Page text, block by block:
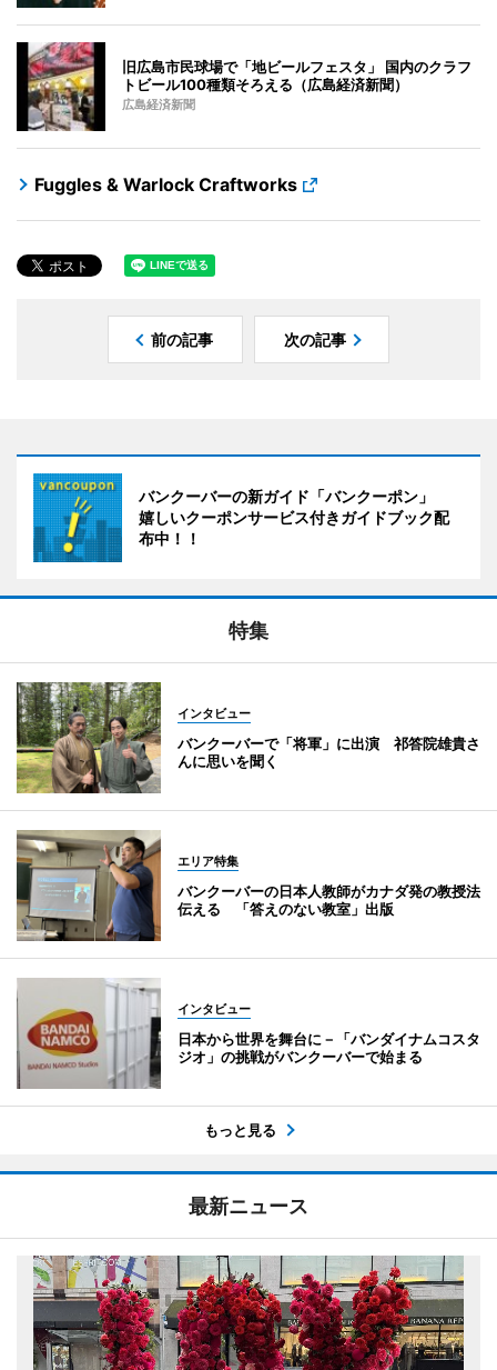
旧広島市民球場で「地ビールフェスタ」 国内のクラフ
トビール100種類そろえる（広島経済新聞）
広島経済新聞
Fuggles & Warlock Craftworks
前の記事 次の記事
バンクーバーの新ガイド「バンクーポン」
嬉しいクーポンサービス付きガイドブック配
布中！！
特集
インタビュー
バンクーバーで「将軍」に出演 祁答院雄貴さ
んに思いを聞く
エリア特集
バンクーバーの日本人教師がカナダ発の教授法
伝える 「答えのない教室」出版
インタビュー
日本から世界を舞台に－「バンダイナムコスタ
ジオ」の挑戦がバンクーバーで始まる
もっと見る
最新ニュース